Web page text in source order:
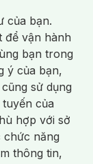
Rửa Tay/
/
Miệng/
Vùng Kín/
Râu /Dao Cạo Râu/
Da Mụn/
Máy Chăm Sóc Da
của bạn.
để vận hành
bạn trong
ý của bạn,
sử dụng
của
hợp với sở
chức năng
thông tin,